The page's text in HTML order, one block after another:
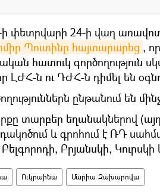
փետրվարի 24-ի վաղ
Պուտինը հայտարարեց ,
հատուկ գործողություն
ԼԺՀ-ն ու ԴԺՀ-ն դիմել են
ընթանում են
տարբեր եղանակներով
և գրոհում է ՌԴ
Բրյանսկի, Կուրսկի
Ուկրաինա Մարիա Զախարովա